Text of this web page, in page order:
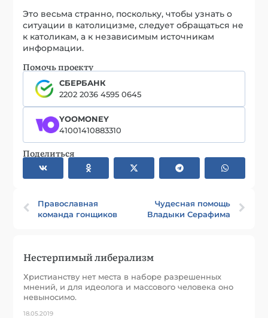
Это весьма странно, поскольку, чтобы узнать о
ситуации в католицизме, следует обращаться не
к католикам, а к независимым источникам
информации.
Помочь проекту
СБЕРБАНК
2202 2036 4595 0645
YOOMONEY
41001410883310
Поделиться
Православная
команда гонщиков
Чудесная помощь
Владыки Серафима
Нестерпимый либерализм
Христианству нет места в наборе разрешенных
мнений, и для идеолога и массового человека оно
невыносимо.
18.05.2019